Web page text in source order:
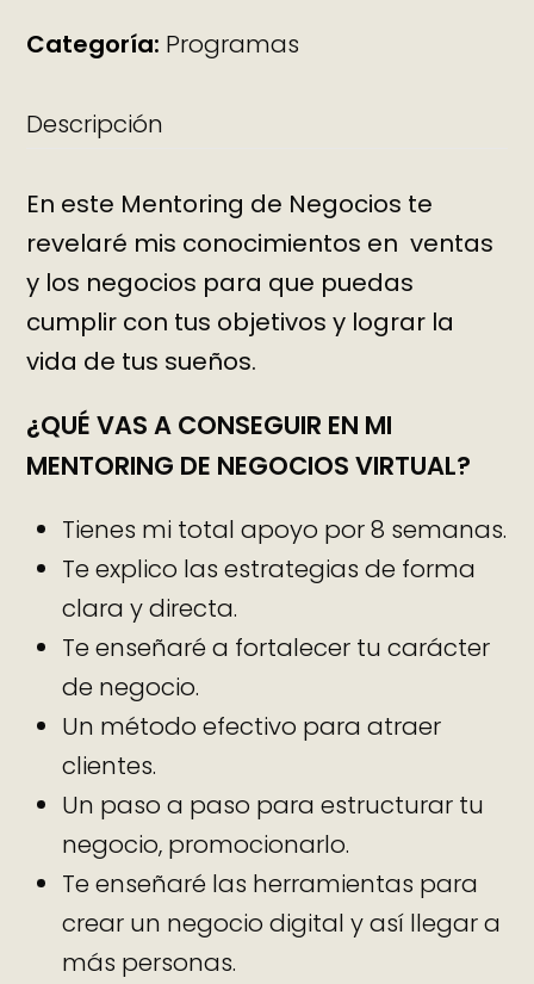
Categoría: Programas
Descripción
En este Mentoring de Negocios te
revelaré mis conocimientos en ventas
y los negocios para que puedas
cumplir con tus objetivos y lograr la
vida de tus sueños.
¿QUÉ VAS A CONSEGUIR EN MI
MENTORING DE NEGOCIOS VIRTUAL?
Tienes mi total apoyo por 8 semanas.
Te explico las estrategias de forma
clara y directa.
Te enseñaré a fortalecer tu carácter
de negocio.
Un método efectivo para atraer
clientes.
Un paso a paso para estructurar tu
negocio, promocionarlo.
Te enseñaré las herramientas para
crear un negocio digital y así llegar a
más personas.